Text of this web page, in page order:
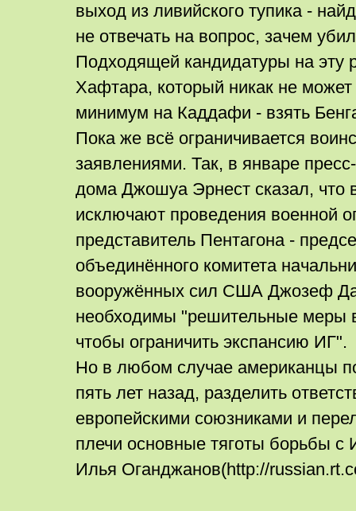
выход из ливийского тупика -
не отвечать на вопрос, зачем
Подходящей кандидатуры на эту
Хафтара, который никак не может
минимум на Каддафи - взять
Пока же всё ограничивается
заявлениями. Так, в январе
дома Джошуа Эрнест сказал, что
исключают проведения военной
представитель Пентагона -
объединённого комитета
вооружённых сил США Джозеф
необходимы "решительные меры
чтобы ограничить экспансию ИГ".
Но в любом случае американцы
пять лет назад, разделить
европейскими союзниками и
плечи основные тяготы борьбы с
Илья Оганджанов(http://